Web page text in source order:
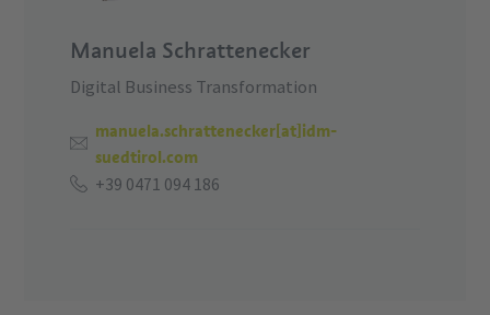
Manuela Schrattenecker
Digital Business Transformation
manuela.schrattenecker[at]idm-
suedtirol.com
+39 0471 094 186